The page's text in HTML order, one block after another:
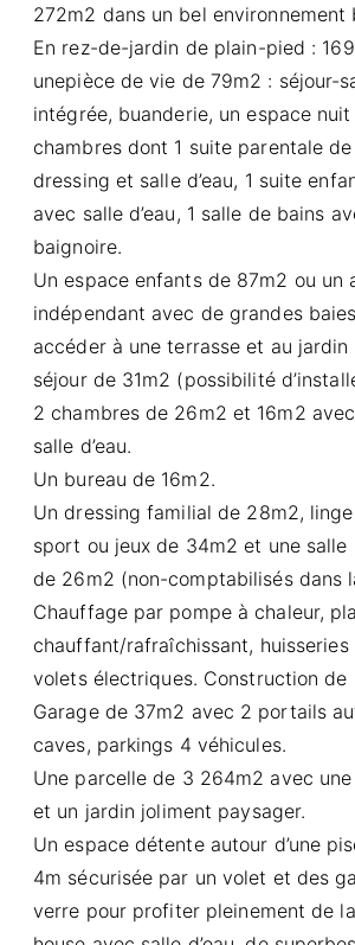
272m2 dans un bel environnement
En rez-de-jardin de plain-pied :
unepièce de vie de 79m2 : séjour-
intégrée, buanderie, un espace
chambres dont 1 suite parentale
dressing et salle d’eau, 1 suite
avec salle d’eau, 1 salle de bains
baignoire.
Un espace enfants de 87m2 ou un
indépendant avec de grandes
accéder à une terrasse et au jardin
séjour de 31m2 (possibilité
2 chambres de 26m2 et 16m2
salle d’eau.
Un bureau de 16m2.
Un dressing familial de 28m2,
sport ou jeux de 34m2 et une salle
de 26m2 (non-comptabilisés dans
Chauffage par pompe à chaleur,
chauffant/rafraîchissant,
volets électriques. Construction de
Garage de 37m2 avec 2 portails
caves, parkings 4 véhicules.
Une parcelle de 3 264m2 avec
et un jardin joliment paysager.
Un espace détente autour d’une
4m sécurisée par un volet et des
verre pour profiter pleinement de